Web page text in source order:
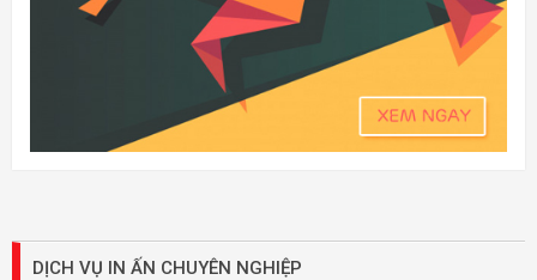
DỊCH VỤ IN ẤN CHUYÊN NGHIỆP